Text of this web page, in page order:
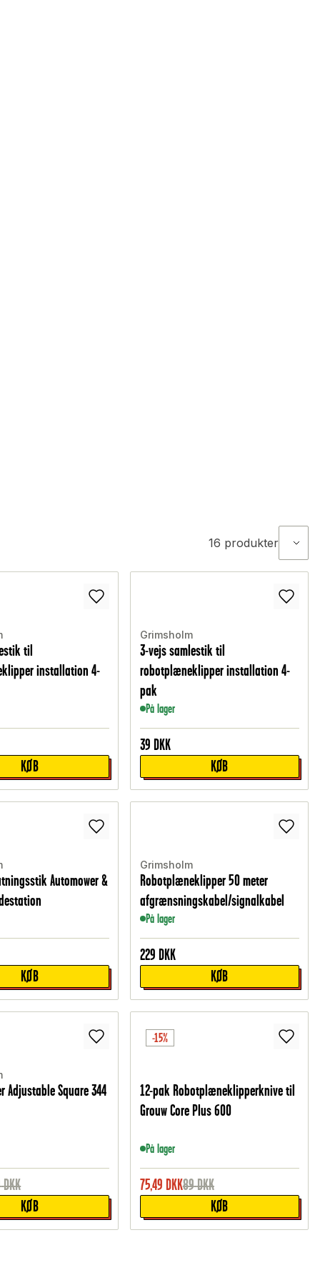
16 produkter
til
installation 4-
KØB
Grimsholm
3-vejs samlestik til
robotplæneklipper installation 4-
pak
På lager
39 DKK
KØB
Automower &
KØB
Grimsholm
Robotplæneklipper 50 meter
afgrænsningskabel/signalkabel
På lager
229 DKK
KØB
Adjustable Square 344
DKK
KØB
-15%
12-pak Robotplæneklipperknive til
Grouw Core Plus 600
På lager
75,49 DKK89DKK
KØB